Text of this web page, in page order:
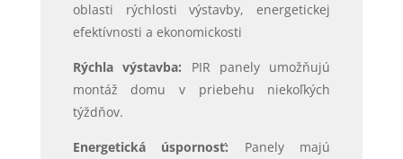
oblasti rýchlosti výstavby, energetickej
efektívnosti a ekonomickosti
Rýchla výstavba: PIR panely umožňujú
montáž domu v priebehu niekoľkých
týždňov.
Energetická úspornosť: Panely majú